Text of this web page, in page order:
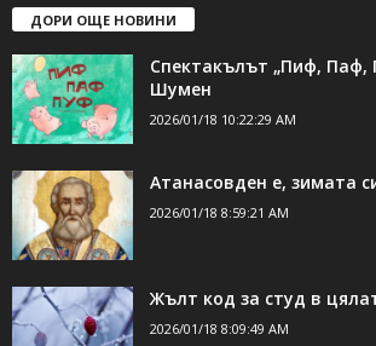
ДОРИ ОЩЕ НОВИНИ
Спектакълът „Пиф, Паф,
Шумен
2026/01/18 10:22:29 AM
Атанасовден е, зимата
2026/01/18 8:59:21 AM
Жълт код за студ в
2026/01/18 8:09:49 AM